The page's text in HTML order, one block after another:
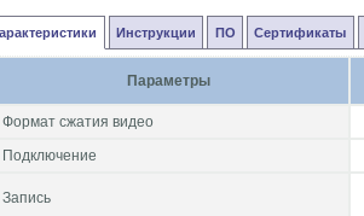
Инструкции ПО Сертификаты
Параметры
Формат сжатия видео
Подключение
Запись